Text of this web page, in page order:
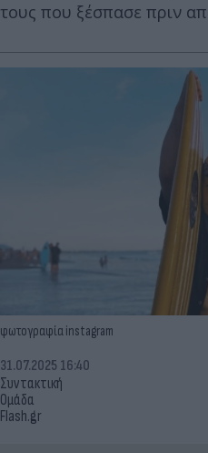
τους που ξέσπασε πριν
φωτογραφία instagram
Συντακτική
Ομάδα
Flash.gr
31.07.2025 16:40